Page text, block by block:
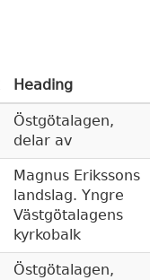
Heading
Östgötalagen,
delar av
Magnus Erikssons
landslag. Yngre
Västgötalagens
kyrkobalk
Östgötalagen,